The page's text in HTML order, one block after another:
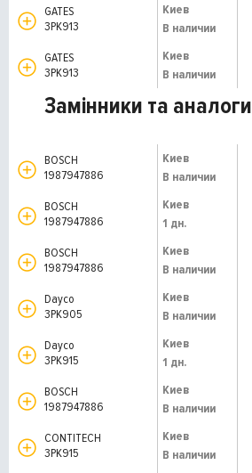
GATES
3PK913
Киев
В наличии
GATES
3PK913
Киев
В наличии
Замінники та аналоги
BOSCH
1987947886
Киев
В наличии
BOSCH
1987947886
Киев
1 дн.
BOSCH
1987947886
Киев
В наличии
Dayco
3PK905
Киев
В наличии
Dayco
3PK915
Киев
1 дн.
BOSCH
1987947886
Киев
В наличии
CONTITECH
3PK915
Киев
В наличии